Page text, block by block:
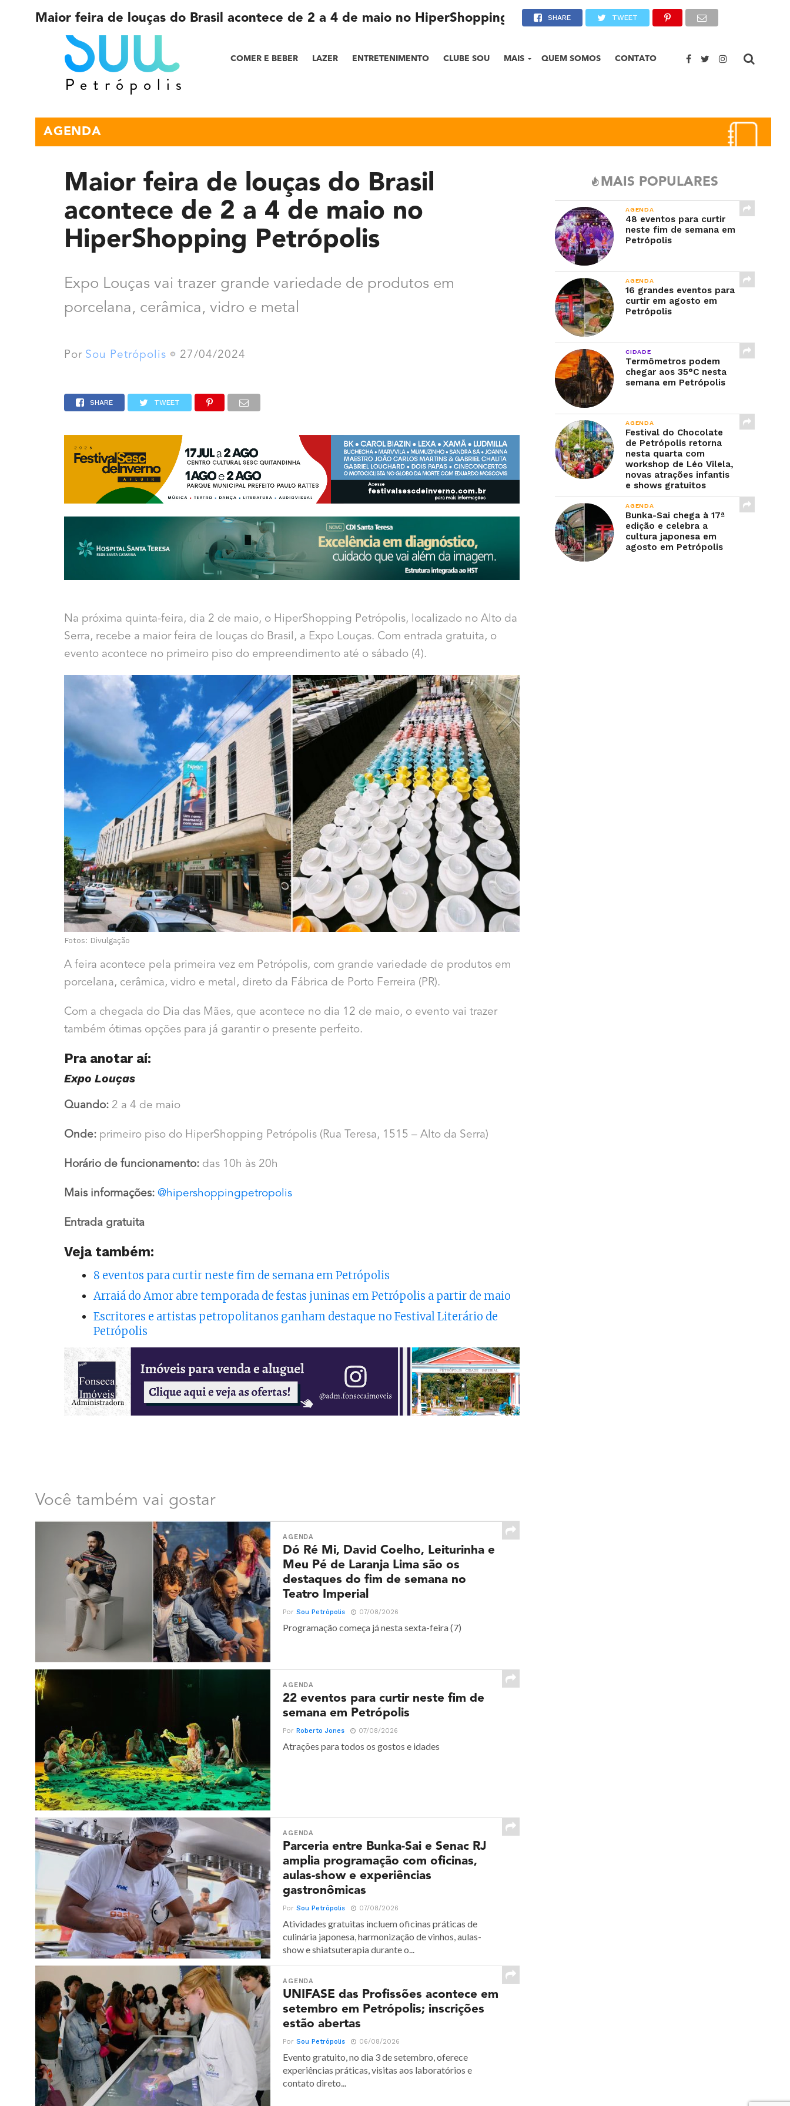
COMER E BEBER LAZER ENTRETENIMENTO CLUBE SOU MAIS QUEM SOMOS CONTATO
Maior feira de louças do Brasil acontece de 2 a 4 de maio no HiperShopping Petrópolis
SHARE TWEET
AGENDA
Maior feira de louças do Brasil
acontece de 2 a 4 de maio no
HiperShopping Petrópolis
Expo Louças vai trazer grande variedade de produtos em
porcelana, cerâmica, vidro e metal
Por Sou Petrópolis 27/04/2024
SHARE TWEET
Na próxima quinta-feira, dia 2 de maio, o HiperShopping Petrópolis, localizado no Alto da
Serra, recebe a maior feira de louças do Brasil, a Expo Louças. Com entrada gratuita, o
evento acontece no primeiro piso do empreendimento até o sábado (4).
Fotos: Divulgação
A feira acontece pela primeira vez em Petrópolis, com grande variedade de produtos em
porcelana, cerâmica, vidro e metal, direto da Fábrica de Porto Ferreira (PR).
Com a chegada do Dia das Mães, que acontece no dia 12 de maio, o evento vai trazer
também ótimas opções para já garantir o presente perfeito.
Pra anotar aí:
Expo Louças
Quando: 2 a 4 de maio
Onde: primeiro piso do HiperShopping Petrópolis (Rua Teresa, 1515 – Alto da Serra)
Horário de funcionamento: das 10h às 20h
Mais informações: @hipershoppingpetropolis
Entrada gratuita
Veja também:
8 eventos para curtir neste fim de semana em Petrópolis
Arraiá do Amor abre temporada de festas juninas em Petrópolis a partir de maio
Escritores e artistas petropolitanos ganham destaque no Festival Literário de
Petrópolis
Você também vai gostar
AGENDA
Dó Ré Mi, David Coelho, Leiturinha e
Meu Pé de Laranja Lima são os
destaques do fim de semana no
Teatro Imperial
PorSou Petrópolis 07/08/2026
Programação começa já nesta sexta-feira (7)
AGENDA
22 eventos para curtir neste fim de
semana em Petrópolis
Por Roberto Jones 07/08/2026
Atrações para todos os gostos e idades
AGENDA
Parceria entre Bunka-Sai e Senac RJ
amplia programação com oficinas,
aulas-show e experiências
gastronômicas
PorSou Petrópolis 07/08/2026
Atividades gratuitas incluem oficinas práticas de
culinária japonesa, harmonização de vinhos, aulas-
show e shiatsuterapia durante o...
AGENDA
UNIFASE das Profissões acontece em
setembro em Petrópolis; inscrições
estão abertas
PorSou Petrópolis 06/08/2026
Evento gratuito, no dia 3 de setembro, oferece
experiências práticas, visitas aos laboratórios e
contato direto...
MAIS POPULARES
AGENDA
48 eventos para curtir
neste fim de semana em
Petrópolis
AGENDA
16 grandes eventos para
curtir em agosto em
Petrópolis
CIDADE
Termômetros podem
chegar aos 35°C nesta
semana em Petrópolis
AGENDA
Festival do Chocolate
de Petrópolis retorna
nesta quarta com
workshop de Léo Vilela,
novas atrações infantis
e shows gratuitos
AGENDA
Bunka-Sai chega à 17ª
edição e celebra a
cultura japonesa em
agosto em Petrópolis